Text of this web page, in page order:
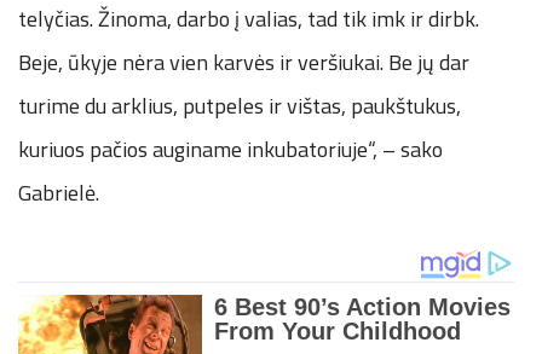
telyčias. Žinoma, darbo į valias, tad tik imk ir dirbk.
Beje, ūkyje nėra vien karvės ir veršiukai. Be jų dar
turime du arklius, putpeles ir vištas, paukštukus,
kuriuos pačios auginame inkubatoriuje“, – sako
Gabrielė.